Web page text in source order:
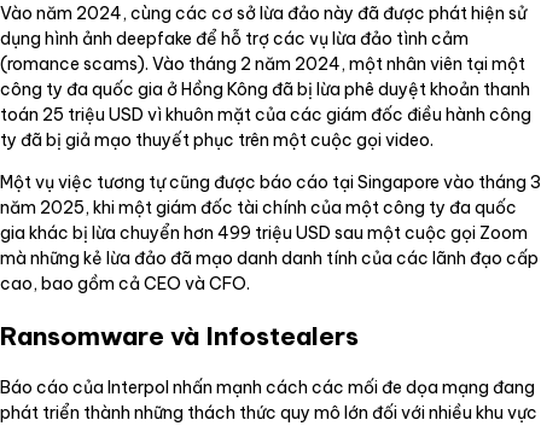
Vào năm 2024, cùng các cơ sở lừa đảo này đã được phát hiện sử
dụng hình ảnh deepfake để hỗ trợ các vụ lừa đảo tình cảm
(romance scams). Vào tháng 2 năm 2024, một nhân viên tại một
công ty đa quốc gia ở Hồng Kông đã bị lừa phê duyệt khoản thanh
toán 25 triệu USD vì khuôn mặt của các giám đốc điều hành công
ty đã bị giả mạo thuyết phục trên một cuộc gọi video.
Một vụ việc tương tự cũng được báo cáo tại Singapore vào tháng 3
năm 2025, khi một giám đốc tài chính của một công ty đa quốc
gia khác bị lừa chuyển hơn 499 triệu USD sau một cuộc gọi Zoom
mà những kẻ lừa đảo đã mạo danh danh tính của các lãnh đạo cấp
cao, bao gồm cả CEO và CFO.
Ransomware và Infostealers
Báo cáo của Interpol nhấn mạnh cách các mối đe dọa mạng đang
phát triển thành những thách thức quy mô lớn đối với nhiều khu vực